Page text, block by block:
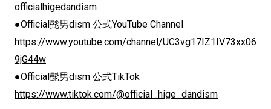
officialhigedandism
●Official髭男dism 公式YouTube Channel
https://www.youtube.com/channel/UC3vg17IZ1IV73xx06
9jG44w
●Official髭男dism 公式TikTok
https://www.tiktok.com/@official_hige_dandism